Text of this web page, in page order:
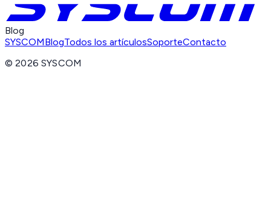
Blog
SYSCOMBlogTodos los artículosSoporteContacto
©2026 SYSCOM